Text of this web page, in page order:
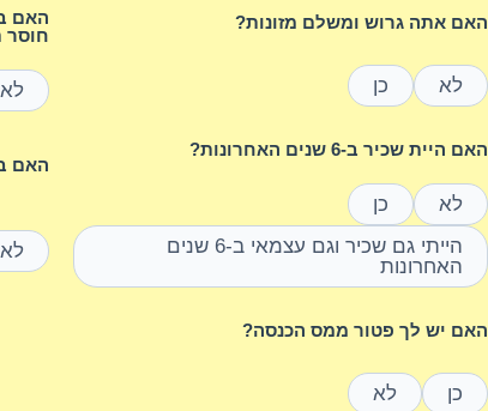
האם אתה גרוש ומשלם מזונות?
לא כן
חוסר
לא
האם היית שכיר ב-6 שנים האחרונות?
לא
כן
הייתי גם שכיר וגם עצמאי ב-6 שנים
האחרונות
האם ב-6 השנים האחרונות נולד
לא
האם יש לך פטור ממס הכנסה?
כן לא